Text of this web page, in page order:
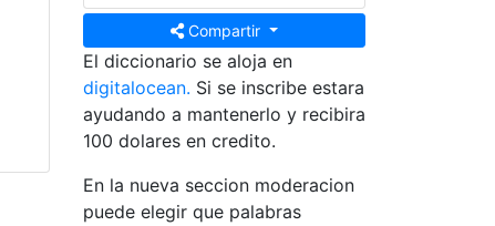
Compartir
El diccionario se aloja en
digitalocean. Si se inscribe estara
ayudando a mantenerlo y recibira
100 dolares en credito.
En la nueva seccion moderacion
puede elegir que palabras